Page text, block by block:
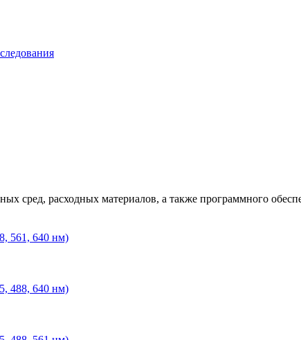
сред, расходных материалов, а также программного
561, 640 нм)
488, 640 нм)